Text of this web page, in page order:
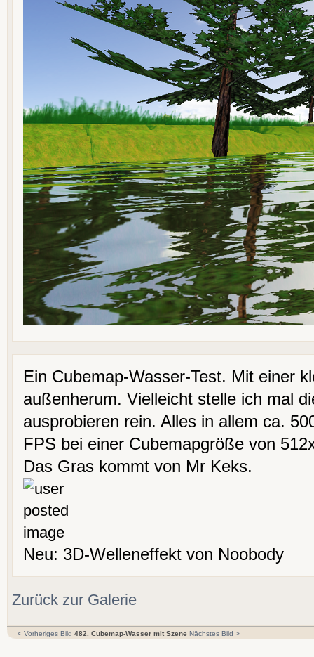
Ein Cubemap-Wasser-Test. Mit einer
außenherum. Vielleicht stelle ich mal
ausprobieren rein. Alles in allem ca.
FPS bei einer Cubemapgröße von
Das Gras kommt von Mr Keks.
Neu: 3D-Welleneffekt von Noobody
Zurück zur Galerie
< Vorheriges Bild 482. Cubemap-Wasser mit Szene Nächstes Bild >